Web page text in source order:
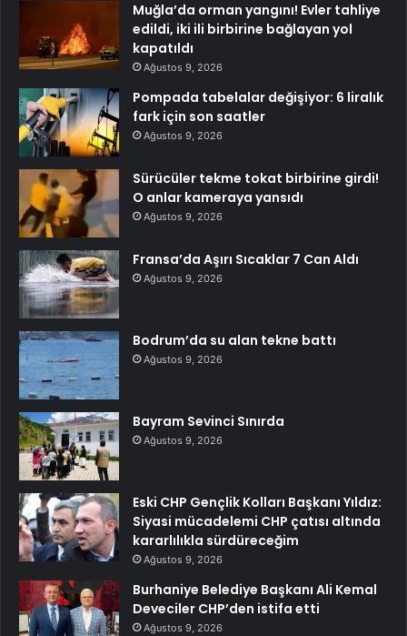
Muğla’da orman yangını! Evler tahliye
edildi, iki ili birbirine bağlayan yol
kapatıldı
Ağustos 9, 2026
Pompada tabelalar değişiyor: 6 liralık
fark için son saatler
Ağustos 9, 2026
Sürücüler tekme tokat birbirine girdi!
O anlar kameraya yansıdı
Ağustos 9, 2026
Fransa’da Aşırı Sıcaklar 7 Can Aldı
Ağustos 9, 2026
Bodrum’da su alan tekne battı
Ağustos 9, 2026
Bayram Sevinci Sınırda
Ağustos 9, 2026
Eski CHP Gençlik Kolları Başkanı Yıldız:
Siyasi mücadelemi CHP çatısı altında
kararlılıkla sürdüreceğim
Ağustos 9, 2026
Burhaniye Belediye Başkanı Ali Kemal
Deveciler CHP’den istifa etti
Ağustos 9, 2026